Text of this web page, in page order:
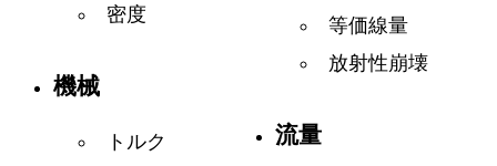
密度
機械
トルク
等価線量
放射性崩壊
流量